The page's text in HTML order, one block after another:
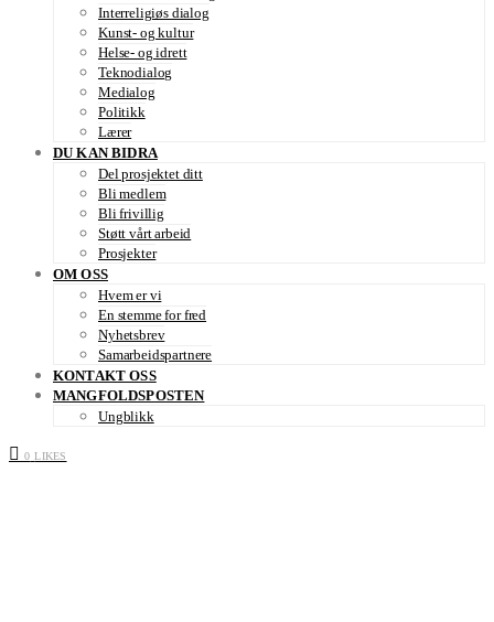
Interreligiøs dialog
Kunst- og kultur
Helse- og idrett
Teknodialog
Medialog
Politikk
Lærer
DU KAN BIDRA
Del prosjektet ditt
Bli medlem
Bli frivillig
Støtt vårt arbeid
Prosjekter
OM OSS
Hvem er vi
En stemme for fred
Nyhetsbrev
Samarbeidspartnere
KONTAKT OSS
MANGFOLDSPOSTEN
Ungblikk
0 LIKES